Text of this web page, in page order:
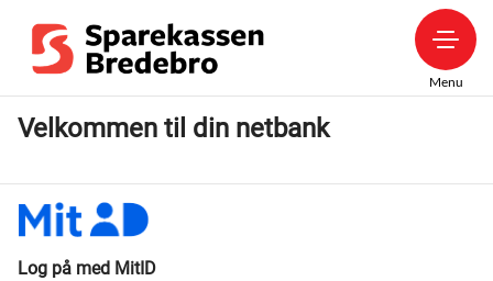
Menu
Velkommen til din netbank
Log på med MitID